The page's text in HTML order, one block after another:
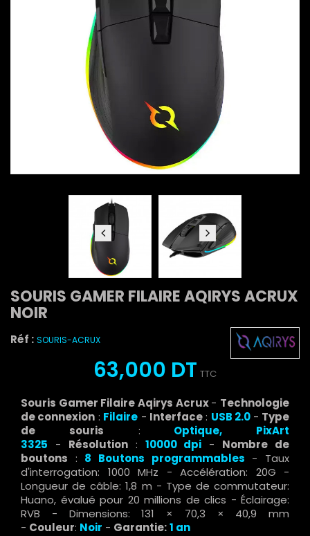
SOURIS GAMER FILAIRE AQIRYS ACRUX
NOIR
Réf : SOURIS-ACRUX
63,000 DT TTC
Souris Gamer Filaire Aqirys Acrux- Technologie
de connexion : Filaire - Interface: USB 2.0 - Type
de souris :
Optique, PixArt
3325 - Résolution: 10000 dpi - Nombre de
boutons : 8 Boutons programmables - Taux
d'interrogation: 1000 MHz - Accélération: 20G -
Longueur de câble: 1,8 m - Type de commutateur:
Huano, évalué pour 20 millions de clics - Éclairage:
RVB - Dimensions: 131 × 70,3 × 40,9 mm
- Couleur: Noir - Garantie:1 an